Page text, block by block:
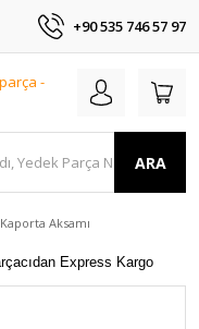
+90 535 746 57 97
ARA
Kaporta Aksamı